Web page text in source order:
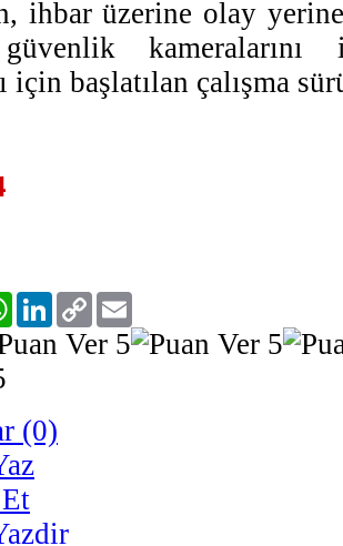
ihbar üzerine olay
kameralarını
için başlatılan çalışma
WhatsAppLinkedIn
Copy
Link
(0)